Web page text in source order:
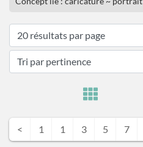
< 1 1 3 5 7